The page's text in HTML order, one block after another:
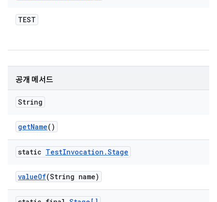
TEST
공개 메서드
String
getName()
static TestInvocation .Stage
valueOf(String name)